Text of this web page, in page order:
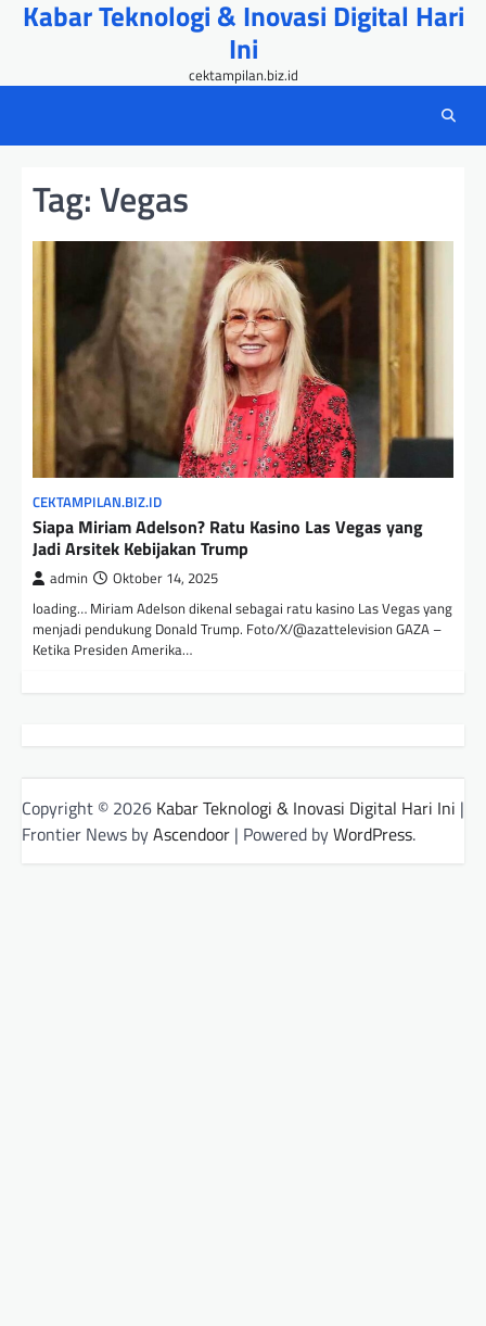
SkipKabar Teknologi & Inovasi Digital Hari
Ini
cektampilan.biz.id
Tag:Vegas
CEKTAMPILAN.BIZ.ID
Siapa Miriam Adelson? Ratu Kasino Las Vegas yang
Jadi Arsitek Kebijakan Trump
admin Oktober 14, 2025
loading… Miriam Adelson dikenal sebagai ratu kasino Las Vegas yang
menjadi pendukung Donald Trump. Foto/X/@azattelevision GAZA –
Ketika Presiden Amerika…
Copyright © 2026 Kabar Teknologi & Inovasi Digital Hari Ini |
Frontier News byAscendoor | Powered byWordPress.